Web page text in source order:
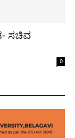
ಸಚಿವ
0